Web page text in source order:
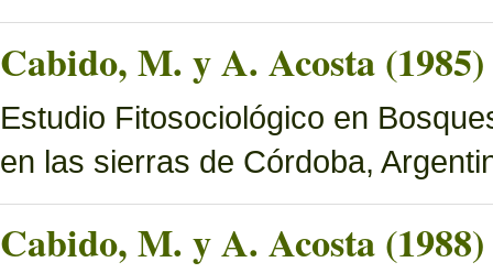
Cabido, M. y A. Acosta (1985)
Estudio Fitosociológico en
en las sierras de Córdoba,
Cabido, M. y A. Acosta (1988)